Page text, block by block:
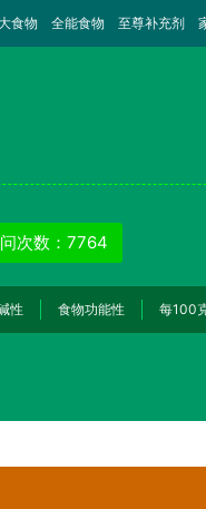
食物 全能食物 至尊补充剂
次数：7764
性 食物功能性 每100